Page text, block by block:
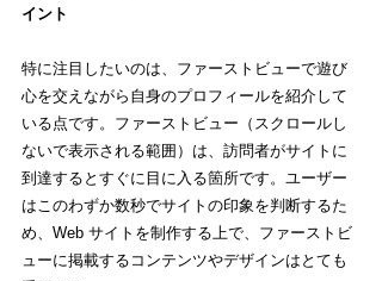
イント
特に注目したいのは、ファーストビューで遊び
心を交えながら自身のプロフィールを紹介して
いる点です。ファーストビュー（スクロールし
ないで表示される範囲）は、訪問者がサイトに
到達するとすぐに目に入る箇所です。ユーザー
はこのわずか数秒でサイトの印象を判断するた
め、Web サイトを制作する上で、ファーストビ
ューに掲載するコンテンツやデザインはとても